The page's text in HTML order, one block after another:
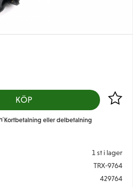
KÖP Lägg
Kortbetalning eller delbetalning
1 st i lager
TRX-9764
429764